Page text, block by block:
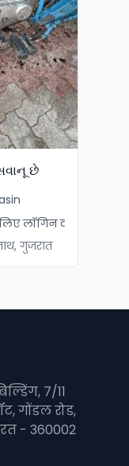
છે
लॉगिन करें
गुजरात
7/11
गोंडल रोड,
- 360002